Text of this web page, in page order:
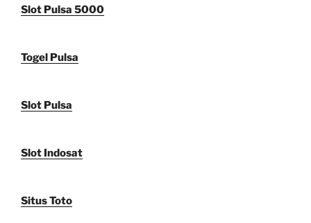
Slot Pulsa 5000
Togel Pulsa
Slot Pulsa
Slot Indosat
Situs Toto